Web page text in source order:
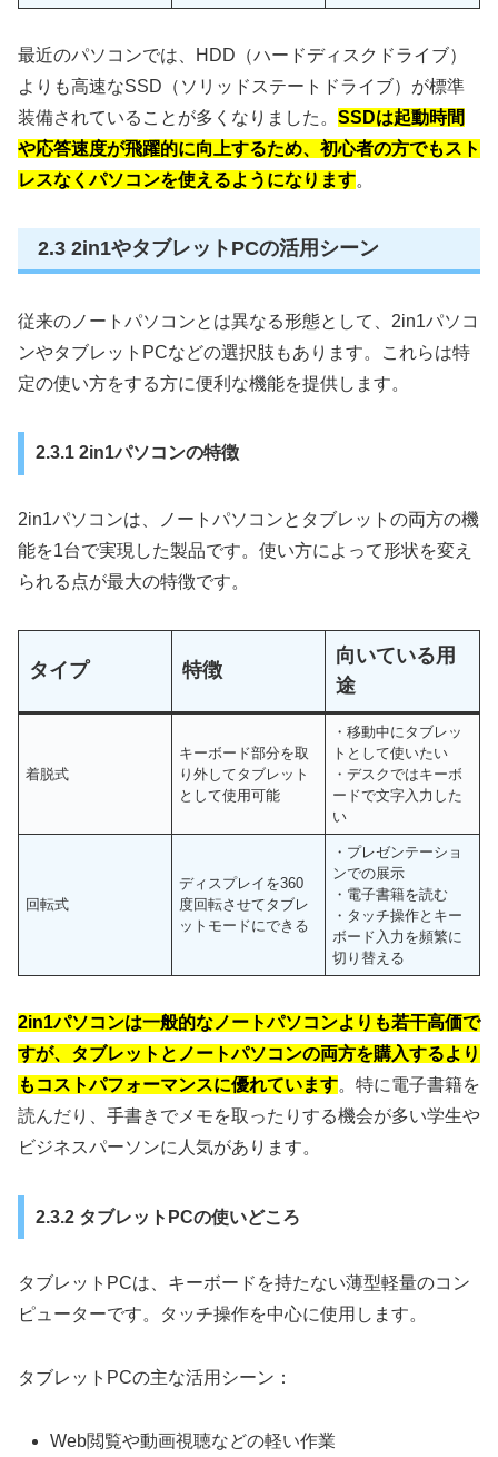
最近のパソコンでは、HDD（ハードディスクドライブ）
よりも高速なSSD（ソリッドステートドライブ）が標準
装備されていることが多くなりました。 SSDは起動時間
や応答速度が飛躍的に向上するため、初心者の方でもスト
レスなくパソコンを使えるようになります。
2.3 2in1やタブレットPCの活用シーン
従来のノートパソコンとは異なる形態として、2in1パソコ
ンやタブレットPCなどの選択肢もあります。これらは特
定の使い方をする方に便利な機能を提供します。
2.3.1 2in1パソコンの特徴
2in1パソコンは、ノートパソコンとタブレットの両方の機
能を1台で実現した製品です。使い方によって形状を変え
られる点が最大の特徴です。
タイプ 特徴
向いている用
途
着脱式
キーボード部分を取
り外してタブレット
として使用可能
・移動中にタブレッ
トとして使いたい
・デスクではキーボ
ードで文字入力した
い
回転式
ディスプレイを360
度回転させてタブレ
ットモードにできる
・プレゼンテーショ
ンでの展示
・電子書籍を読む
・タッチ操作とキー
ボード入力を頻繁に
切り替える
2in1パソコンは一般的なノートパソコンよりも若干高価で
すが、タブレットとノートパソコンの両方を購入するより
もコストパフォーマンスに優れています。特に電子書籍を
読んだり、手書きでメモを取ったりする機会が多い学生や
ビジネスパーソンに人気があります。
2.3.2 タブレットPCの使いどころ
タブレットPCは、キーボードを持たない薄型軽量のコン
ピューターです。タッチ操作を中心に使用します。
タブレットPCの主な活用シーン：
Web閲覧や動画視聴などの軽い作業